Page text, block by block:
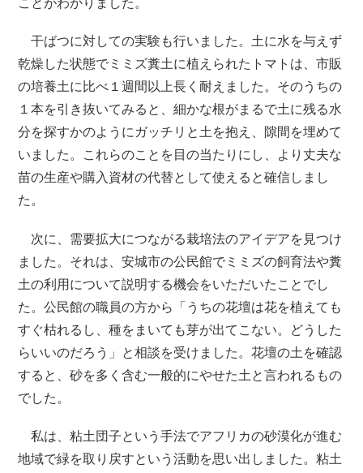
ことがわかりました。
干ばつに対しての実験も行いました。土に水を与えず
乾燥した状態でミミズ糞土に植えられたトマトは、市販
の培養土に比べ１週間以上長く耐えました。そのうちの
１本を引き抜いてみると、細かな根がまるで土に残る水
分を探すかのようにガッチリと土を抱え、隙間を埋めて
いました。これらのことを目の当たりにし、より丈夫な
苗の生産や購入資材の代替として使えると確信しまし
た。
次に、需要拡大につながる栽培法のアイデアを見つけ
ました。それは、安城市の公民館でミミズの飼育法や糞
土の利用について説明する機会をいただいたことでし
た。公民館の職員の方から「うちの花壇は花を植えても
すぐ枯れるし、種をまいても芽が出てこない。どうした
らいいのだろう」と相談を受けました。花壇の土を確認
すると、砂を多く含む一般的にやせた土と言われるもの
でした。
私は、粘土団子という手法でアフリカの砂漠化が進む
地域で緑を取り戻すという活動を思い出しました。粘土